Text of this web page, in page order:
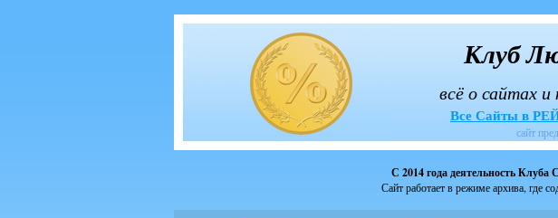
Клуб
всё о сайтах
Все Сайты в
сайт
С 2014 года деятельность
Сайт работает в режиме архива, где